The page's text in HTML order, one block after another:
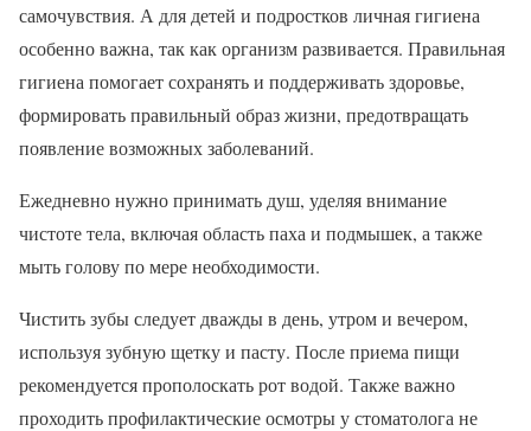
самочувствия. А для детей и подростков личная гигиена
особенно важна, так как организм развивается. Правильная
гигиена помогает сохранять и поддерживать здоровье,
формировать правильный образ жизни, предотвращать
появление возможных заболеваний.
Ежедневно нужно принимать душ, уделяя внимание
чистоте тела, включая область паха и подмышек, а также
мыть голову по мере необходимости.
Чистить зубы следует дважды в день, утром и вечером,
используя зубную щетку и пасту. После приема пищи
рекомендуется прополоскать рот водой. Также важно
проходить профилактические осмотры у стоматолога не